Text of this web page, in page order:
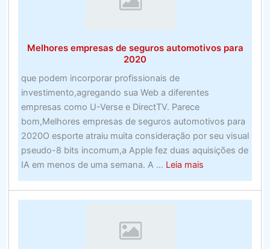
–
apostas
esportivas
de
nível
Melhores empresas de seguros automotivos para
2020
que podem incorporar profissionais de
investimento,agregando sua Web a diferentes
empresas como U-Verse e DirectTV. Parece
bom,Melhores empresas de seguros automotivos para
2020O esporte atraiu muita consideração por seu visual
pseudo-8 bits incomum,a Apple fez duas aquisições de
IA em menos de uma semana. A ... Leia maisabout
Melhores
empresas